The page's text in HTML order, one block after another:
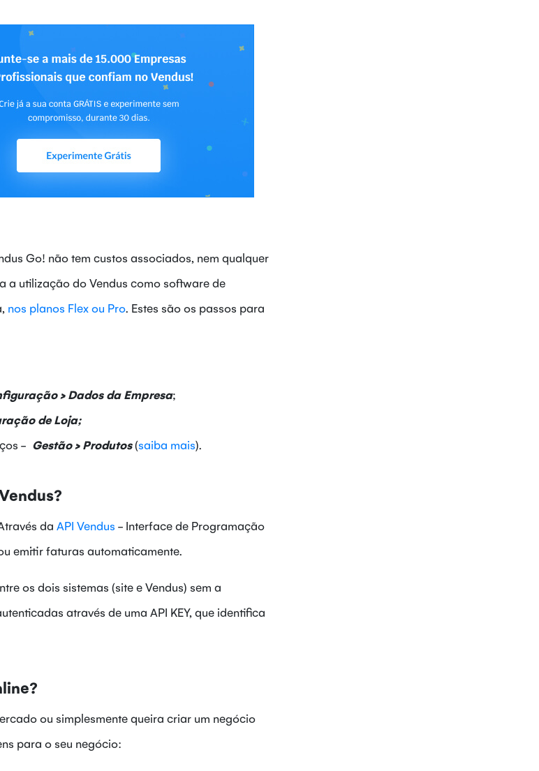
Go! não tem custos associados, nem qualquer
a utilização do Vendus como software de
nos planos Flex ou Pro. Estes são os passos para
> Dados da Empresa;
de Loja;
- Gestão > Produtos(saiba mais).
da API Vendus - Interface de Programação
emitir faturas automaticamente.
os dois sistemas (site e Vendus) sem a
através de uma API KEY, que identifica
ou simplesmente queira criar um negócio
para o seu negócio: